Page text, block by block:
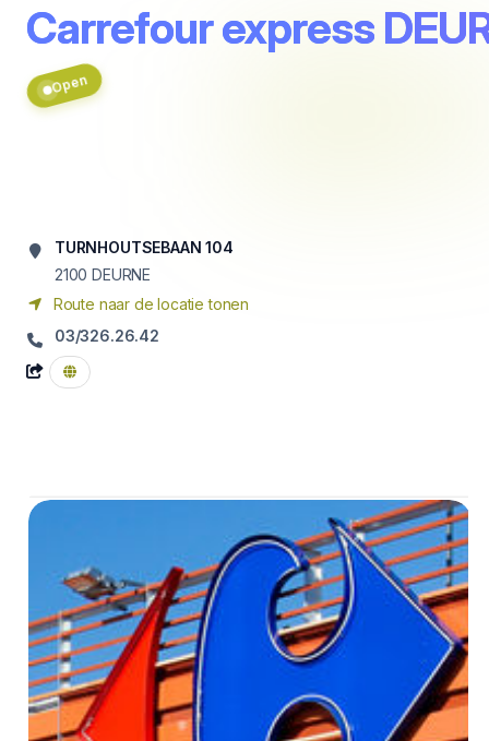
Carrefour express
Open
TURNHOUTSEBAAN 104
2100 DEURNE
Route naar de locatie tonen
03/326.26.42